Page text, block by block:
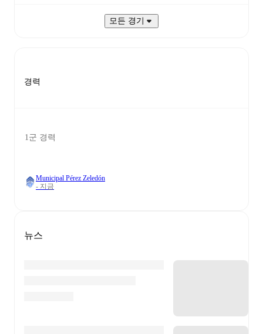
모든 경기
경력
1군 경력
Municipal Pérez Zeledón
- 지금
뉴스